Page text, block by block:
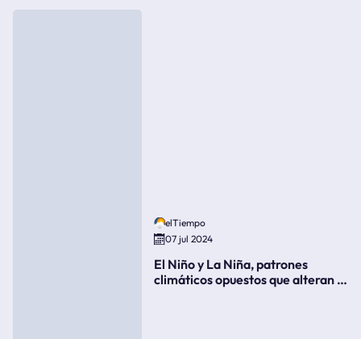
elTiempo
07 jul 2024
El Niño y La Niña, patrones
climáticos opuestos que alteran la